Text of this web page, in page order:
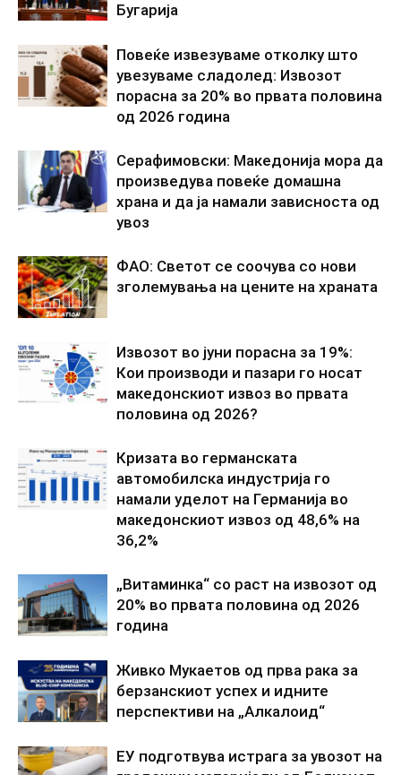
Бугарија
Повеќе извезуваме отколку што
увезуваме сладолед: Извозот
порасна за 20% во првата половина
од 2026 година
Серафимовски: Македонија мора да
произведува повеќе домашна
храна и да ја намали зависноста од
увоз
ФАО: Светот се соочува со нови
зголемувања на цените на храната
Извозот во јуни порасна за 19%:
Кои производи и пазари го носат
македонскиот извоз во првата
половина од 2026?
Кризата во германската
автомобилска индустрија го
намали уделот на Германија во
македонскиот извоз од 48,6% на
36,2%
„Витаминка“ со раст на извозот од
20% во првата половина од 2026
година
Живко Мукаетов од прва рака за
берзанскиот успех и идните
перспективи на „Алкалоид“
ЕУ подготвува истрага за увозот на